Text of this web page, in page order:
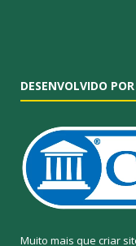
DESENVOLVIDO
Muito mais que criar